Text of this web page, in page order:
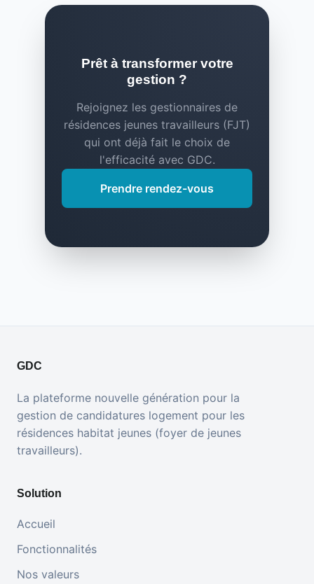
Prêt à transformer votre
gestion ?
Rejoignez les gestionnaires de
résidences jeunes travailleurs (FJT)
qui ont déjà fait le choix de
l'efficacité avec GDC.
Prendre rendez-vous
GDC
La plateforme nouvelle génération pour la
gestion de candidatures logement pour les
résidences habitat jeunes (foyer de jeunes
travailleurs).
Solution
Accueil
Fonctionnalités
Nos valeurs